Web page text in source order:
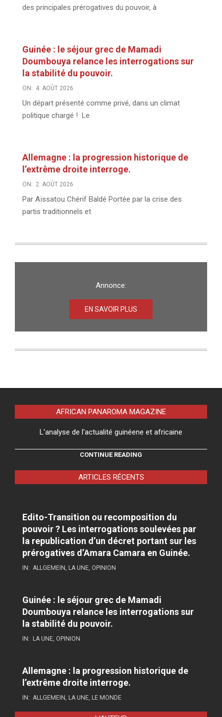
des principales prérogatives du pouvoir, à
Guinée : le séjour grec de Mamadi
Doumbouya relance les interrogations sur
la stabilité du pouvoir.
ON: 4. AOÛT 2026
Un départ présenté comme privé, dans un climat
politique chargé ! Le
Allemagne : la progression historique de
l’extrême droite interroge.
ON: 2. AOÛT 2026
Par Aïssatou Chérif Baldé Portée par la crise des
partis traditionnels et
Annonce:
EN SAVOIR PLUS
AFRICAN PANAROMA MAGAZINE
L'analyse de l'actualité guinéene et africaine
CONTINUE READING
ARTICLES RÉCENTS
Edito-Transition ou recomposition du
pouvoir ? Les interrogations soulevées par
la republication d’un décret portant sur les
prérogatives d’Amara Camara en Guinée.
IN: ALLGEMEIN, LA UNE, OPINION
Guinée : le séjour grec de Mamadi
Doumbouya relance les interrogations sur
la stabilité du pouvoir.
IN: LA UNE, OPINION
Allemagne : la progression historique de
l’extrême droite interroge.
IN: ALLGEMEIN, LA UNE, LE MONDE